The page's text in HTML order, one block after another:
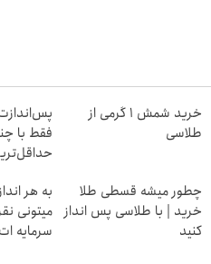
خرید شمش 1 گرمی از
طلاسی
فقط با
چطور میشه قسطی طلا
خرید | با طلاسی پس انداز
کنید
به هر
میتونی
سرمایه